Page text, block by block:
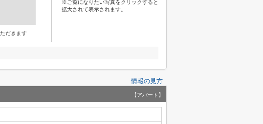
だきます
※ご覧になりたい写真をクリックすると
拡大されて表示されます。
情報の見方
【アパート】